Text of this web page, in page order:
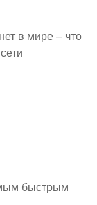
в мире – что
быстрым